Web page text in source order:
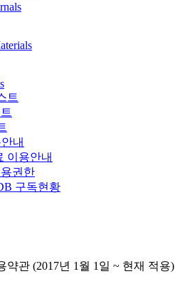
트
내
이용안내
권한
구독현황
약관 (2017년 1월 1일 ~ 현재 적용)